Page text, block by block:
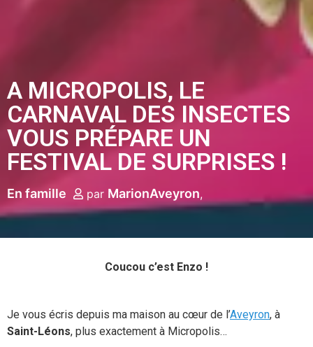
A MICROPOLIS, LE
CARNAVAL DES INSECTES
VOUS PRÉPARE UN
FESTIVAL DE SURPRISES !
En famille par MarionAveyron
Coucou c’est Enzo !
Je vous écris depuis ma maison au cœur de l’Aveyron, à
Saint-Léons, plus exactement à Micropolis…